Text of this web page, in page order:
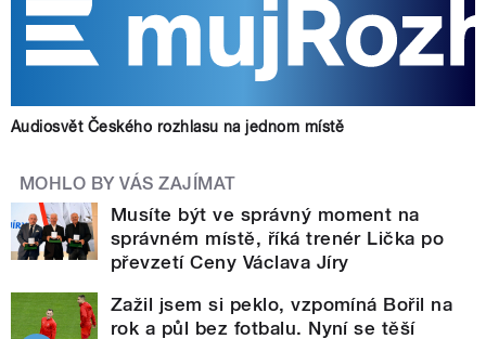
Audiosvět Českého rozhlasu na jednom místě
MOHLO BY VÁS ZAJÍMAT
Musíte být ve správný moment na
správném místě, říká trenér Lička po
převzetí Ceny Václava Jíry
Zažil jsem si peklo, vzpomíná Bořil na
rok a půl bez fotbalu. Nyní se těší